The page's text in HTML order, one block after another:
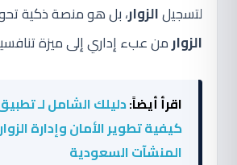
لتسجيلالزوار، بل هو منصة ذكية
الزوارمن عبء إداري إلى ميزة
اقرأ أيضاً:دليلك الشامل لـ تطبيق
كيفية تطوير الأمان وإدارة
المنشآت السعودية